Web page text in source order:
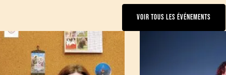
VOIR TOUS LES ÉVÉNEMENTS